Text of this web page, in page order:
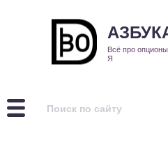
Всё про
Я